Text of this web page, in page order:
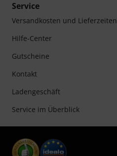
Service
Versandkosten und Lieferzeiten
Hilfe-Center
Gutscheine
Kontakt
Ladengeschäft
Service im Überblick